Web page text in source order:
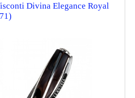
Divina Elegance Royal